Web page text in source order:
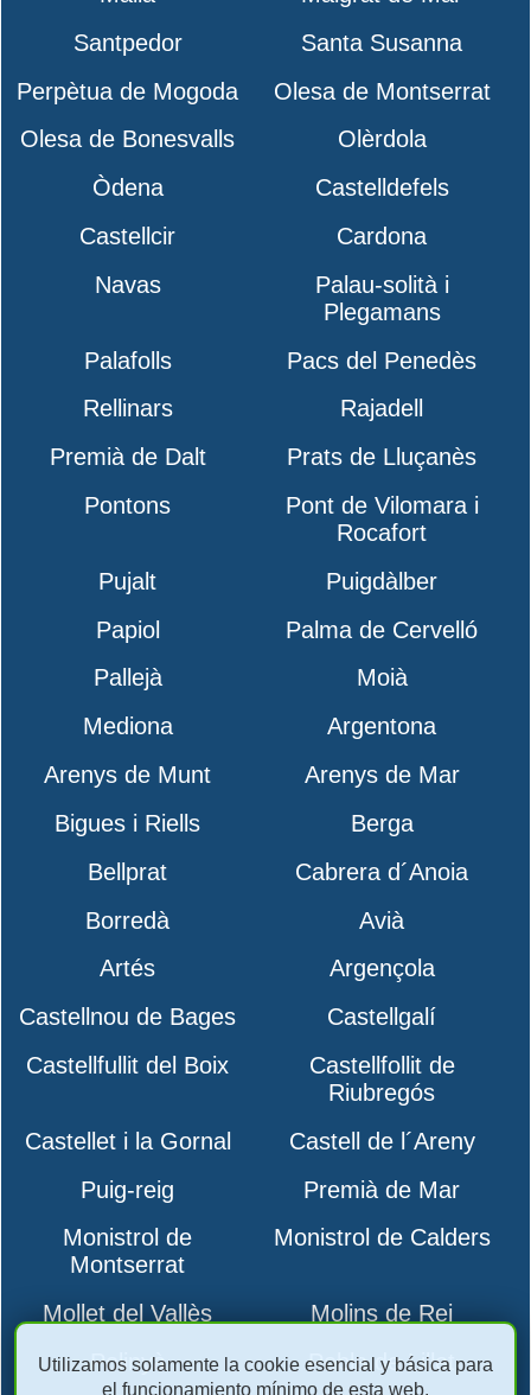
Santpedor
Santa Susanna
Perpètua de Mogoda
Olesa de Montserrat
Olesa de Bonesvalls
Olèrdola
Òdena
Castelldefels
Castellcir
Cardona
Navas
Palau-solità i
Plegamans
Palafolls
Pacs del Penedès
Rellinars
Rajadell
Premià de Dalt
Prats de Lluçanès
Pontons
Pont de Vilomara i
Rocafort
Pujalt
Puigdàlber
Papiol
Palma de Cervelló
Pallejà
Moià
Mediona
Argentona
Arenys de Munt
Arenys de Mar
Bigues i Riells
Berga
Bellprat
Cabrera d´Anoia
Borredà
Avià
Artés
Argençola
Castellnou de Bages
Castellgalí
Castellfullit del Boix
Castellfollit de
Riubregós
Castellet i la Gornal
Castell de l´Areny
Puig-reig
Premià de Mar
Monistrol de
Montserrat
Monistrol de Calders
Mollet del Vallès
Molins de Rei
Polinyà
Pobla de Lillet
Utilizamos solamente la cookie esencial y básica para
el funcionamiento mínimo de esta web.